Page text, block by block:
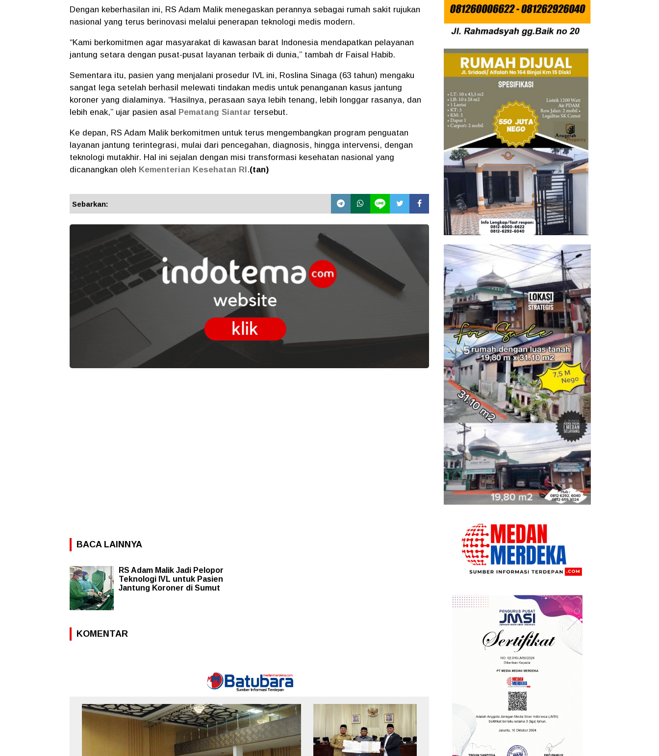
Dengan keberhasilan ini, RS Adam Malik menegaskan perannya sebagai rumah sakit rujukan
nasional yang terus berinovasi melalui penerapan teknologi medis modern.
“Kami berkomitmen agar masyarakat di kawasan barat Indonesia mendapatkan pelayanan
jantung setara dengan pusat-pusat layanan terbaik di dunia,” tambah dr Faisal Habib.
Sementara itu, pasien yang menjalani prosedur IVL ini, Roslina Sinaga (63 tahun) mengaku
sangat lega setelah berhasil melewati tindakan medis untuk penanganan kasus jantung
koroner yang dialaminya. “Hasilnya, perasaan saya lebih tenang, lebih longgar rasanya, dan
lebih enak,” ujar pasien asal Pematang Siantar tersebut.
Ke depan, RS Adam Malik berkomitmen untuk terus mengembangkan program penguatan
layanan jantung terintegrasi, mulai dari pencegahan, diagnosis, hingga intervensi, dengan
teknologi mutakhir. Hal ini sejalan dengan misi transformasi kesehatan nasional yang
dicanangkan oleh Kementerian Kesehatan RI.(tan)
Sebarkan:
BACA LAINNYA
RS Adam Malik Jadi Pelopor
Teknologi IVL untuk Pasien
Jantung Koroner di Sumut
KOMENTAR